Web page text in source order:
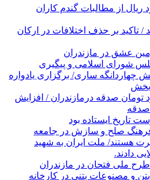
میلیارد ریال از مطالبات گندم کاران
/ تاکید بر حذف اختلافات در ارکان
عشق در مازندران
مجلس شورای اسلامی و پیگیری
ساری/ برگزاری یادواره
از ۱۸ میلیارد تومان صدقه درمازندران / افزایش
تاریخ ایستاده بود
صلح و سازش در جامعه
هستند/ ملت ایران به شهید
دادند.
طرح ملی فتحان در مازندران
و مصنوعات بتنی در کارخانه